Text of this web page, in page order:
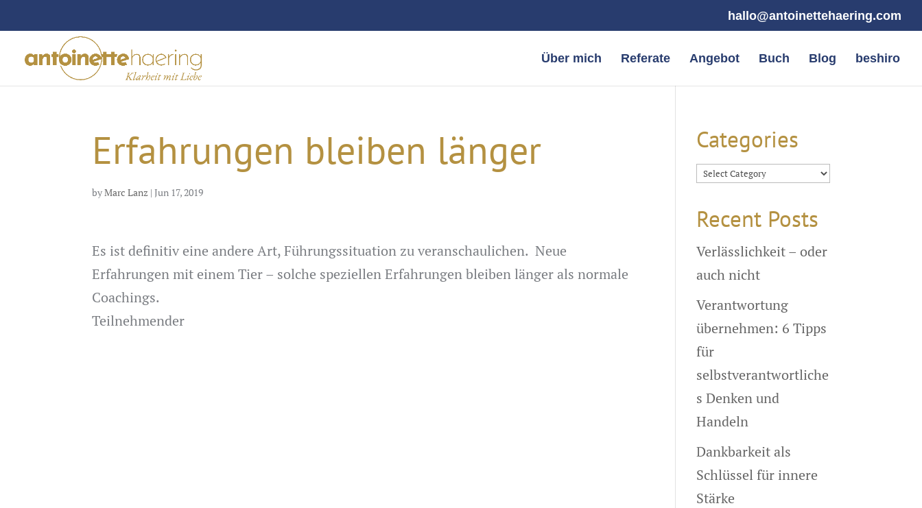
hallo@antoinettehaering.com
Über mich Referate Angebot Buch Blog beshiro
Erfahrungen bleiben länger
byMarc Lanz |Jun 17, 2019
Es ist definitiv eine andere Art, Führungssituation zu veranschaulichen. Neue
Erfahrungen mit einem Tier – solche speziellen Erfahrungen bleiben länger als normale
Coachings.
Teilnehmender
Categories
Categories
Recent Posts
Verlässlichkeit – oder
auch nicht
Verantwortung
übernehmen: 6 Tipps
für
selbstverantwortliche
s Denken und
Handeln
Dankbarkeit als
Schlüssel für innere
Stärke